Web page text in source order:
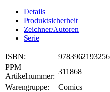
Details
Produktsicherheit
Zeichner/Autoren
Serie
ISBN:
9783962193256
PPM
Artikelnummer:
311868
Warengruppe:
Comics